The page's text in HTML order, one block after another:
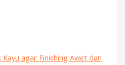
agar Finishing Awet dan